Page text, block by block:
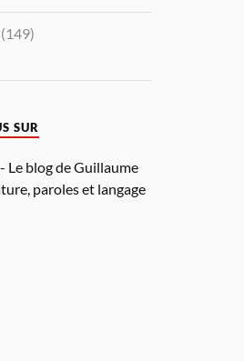
(149)
SUR
- Le blog de Guillaume
paroles et langage